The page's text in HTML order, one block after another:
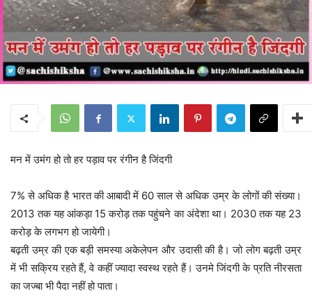
मन में उमंग हो तो हर पड़ाव पर रंगीन है जिंदगी
7% से अधिक है भारत की आबादी में 60 साल से अधिक उम्र के लोगों की संख्या।
2013 तक यह आंकड़ा 15 करोड़ तक पहुंचने का अंदेशा था। 2030 तक यह 23
करोड़ के लगभग हो जायेगी।
बढ़ती उम्र की एक बड़ी समस्या अकेलेपन और उदासी की है। जो लोग बढ़ती उम्र
में भी सक्रिय रहते हैं, वे कहीं ज्यादा स्वस्थ रहते हैं। उनमे जिंदगी के प्रति नीरसता
का जज्बा भी पैदा नहीं हो पाता।